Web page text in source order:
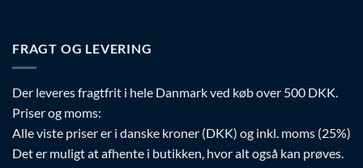
FRAGT OG LEVERING
Der leveres fragtfrit i hele Danmark ved køb over 500 DKK.
Priser og moms:
Alle viste priser er i danske kroner (DKK) og inkl. moms (25%)
Det er muligt at afhente i butikken, hvor alt også kan prøves.